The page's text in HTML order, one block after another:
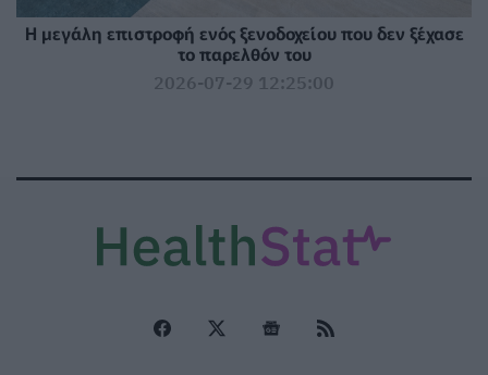
Η μεγάλη επιστροφή ενός ξενοδοχείου που δεν ξέχασε
το παρελθόν του
2026-07-29 12:25:00